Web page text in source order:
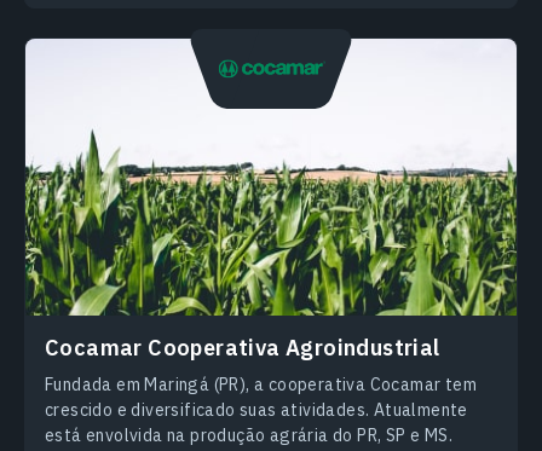
Cocamar Сooperativa Agroindustrial
Fundada em Maringá (PR), a cooperativa Cocamar tem
crescido e diversificado suas atividades. Atualmente
está envolvida na produção agrária do PR, SP e MS.